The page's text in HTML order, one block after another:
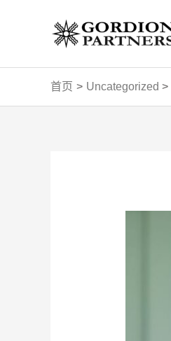
首页 Uncategorized